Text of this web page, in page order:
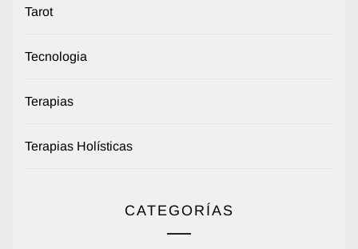
Tarot
Tecnologia
Terapias
Terapias Holísticas
CATEGORÍAS